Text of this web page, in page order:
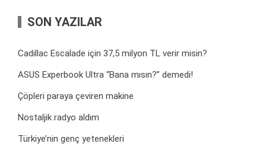
SON YAZILAR
Cadillac Escalade için 37,5 milyon TL verir misin?
ASUS Experbook Ultra “Bana mısın?” demedi!
Çöpleri paraya çeviren makine
Nostaljik radyo aldım
Türkiye’nin genç yetenekleri